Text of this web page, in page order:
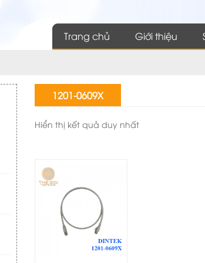
Trang chủ Giới thiệu
1201-0609X
Hiển thị kết quả duy nhất